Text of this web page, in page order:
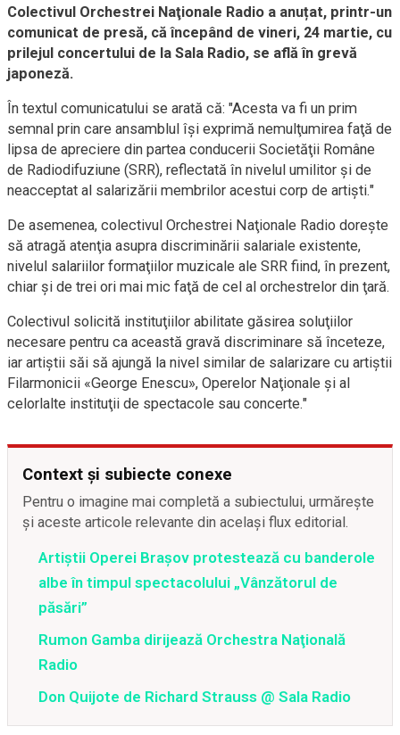
Colectivul Orchestrei Naţionale Radio a anuțat, printr-un
comunicat de presă, că începând de vineri, 24 martie, cu
prilejul concertului de la Sala Radio, se află în grevă
japoneză.
În textul comunicatului se arată că: "Acesta va fi un prim
semnal prin care ansamblul îşi exprimă nemulţumirea faţă de
lipsa de apreciere din partea conducerii Societăţii Române
de Radiodifuziune (SRR), reflectată în nivelul umilitor şi de
neacceptat al salarizării membrilor acestui corp de artişti."
De asemenea, colectivul Orchestrei Naţionale Radio doreşte
să atragă atenţia asupra discriminării salariale existente,
nivelul salariilor formaţiilor muzicale ale SRR fiind, în prezent,
chiar şi de trei ori mai mic faţă de cel al orchestrelor din ţară.
Colectivul solicită instituţiilor abilitate găsirea soluţiilor
necesare pentru ca această gravă discriminare să înceteze,
iar artiştii săi să ajungă la nivel similar de salarizare cu artiştii
Filarmonicii «George Enescu», Operelor Naţionale şi al
celorlalte instituţii de spectacole sau concerte."
Context și subiecte conexe
Pentru o imagine mai completă a subiectului, urmărește
și aceste articole relevante din același flux editorial.
Artiștii Operei Brașov protestează cu banderole
albe în timpul spectacolului „Vânzătorul de
păsări”
Rumon Gamba dirijează Orchestra Naţională
Radio
Don Quijote de Richard Strauss @ Sala Radio